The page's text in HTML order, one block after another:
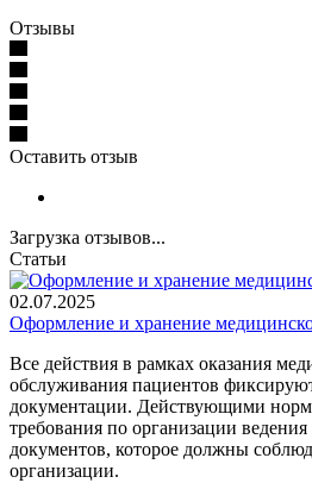
Отзывы
Оставить отзыв
Загрузка отзывов...
Статьи
02.07.2025
Оформление и хранение
Все действия в рамках оказания
обслуживания пациентов
документации. Действующими
требования по организации
документов, которое должны
организации.